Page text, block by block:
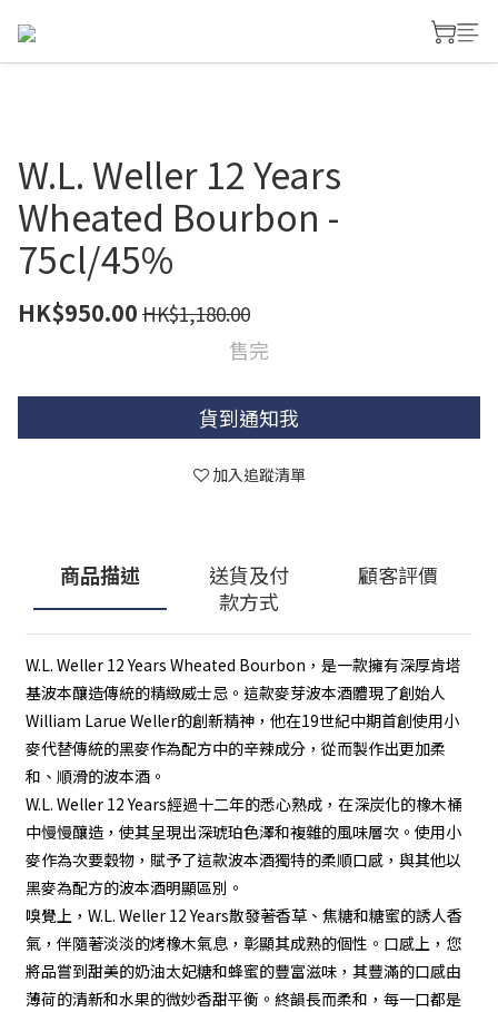
W.L. Weller 12 Years
Wheated Bourbon -
75cl/45%
HK$950.00 HK$1,180.00
售完
貨到通知我
加入追蹤清單
商品描述
送貨及付
款方式
顧客評價
W.L. Weller 12 Years Wheated Bourbon，是一款擁有深厚肯塔
基波本釀造傳統的精緻威士忌。這款麥芽波本酒體現了創始人
William Larue Weller的創新精神，他在19世紀中期首創使用小
麥代替傳統的黑麥作為配方中的辛辣成分，從而製作出更加柔
和、順滑的波本酒。
W.L. Weller 12 Years經過十二年的悉心熟成，在深炭化的橡木桶
中慢慢釀造，使其呈現出深琥珀色澤和複雜的風味層次。使用小
麥作為次要穀物，賦予了這款波本酒獨特的柔順口感，與其他以
黑麥為配方的波本酒明顯區別。
嗅覺上，W.L. Weller 12 Years散發著香草、焦糖和糖蜜的誘人香
氣，伴隨著淡淡的烤橡木氣息，彰顯其成熟的個性。口感上，您
將品嘗到甜美的奶油太妃糖和蜂蜜的豐富滋味，其豐滿的口感由
薄荷的清新和水果的微妙香甜平衡。終韻長而柔和，每一口都是